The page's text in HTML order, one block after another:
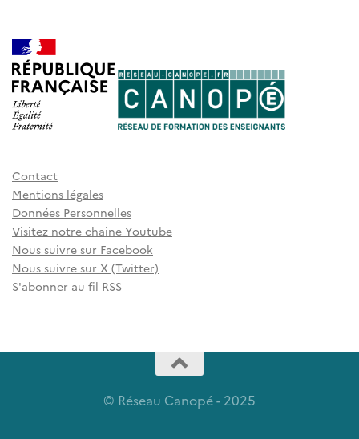
Contact
Mentions légales
Données Personnelles
Visitez notre chaine Youtube
Nous suivre sur Facebook
Nous suivre sur X (Twitter)
S'abonner au fil RSS
© Réseau Canopé - 2025